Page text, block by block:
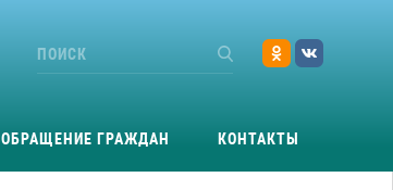
ОБРАЩЕНИЕ ГРАЖДАН КОНТАКТЫ